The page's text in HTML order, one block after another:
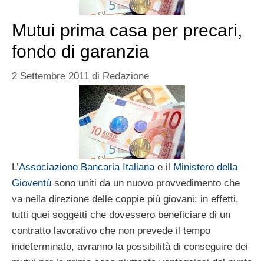
Mutui prima casa per precari,
fondo di garanzia
2 Settembre 2011 di Redazione
L’Associazione Bancaria Italiana e il Ministero della
Gioventù sono uniti da un nuovo provvedimento che
va nella direzione delle coppie più giovani: in effetti,
tutti quei soggetti che dovessero beneficiare di un
contratto lavorativo che non prevede il tempo
indeterminato, avranno la possibilità di conseguire dei